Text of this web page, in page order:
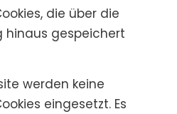
die über die
hinaus gespeichert
werden keine
eingesetzt. Es